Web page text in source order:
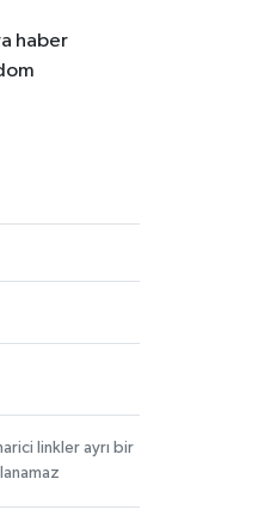
haber
linkler ayrı bir